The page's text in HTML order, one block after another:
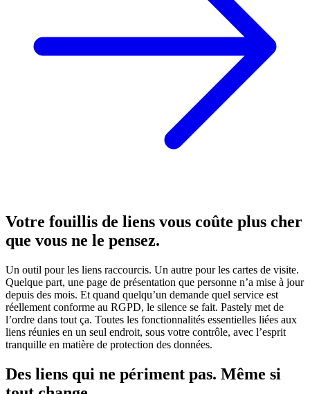
Votre fouillis de liens vous coûte plus cher
que vous ne le pensez.
Un outil pour les liens raccourcis. Un autre pour les cartes de visite.
Quelque part, une page de présentation que personne n’a mise à jour
depuis des mois. Et quand quelqu’un demande quel service est
réellement conforme au RGPD, le silence se fait. Pastely met de
l’ordre dans tout ça. Toutes les fonctionnalités essentielles liées aux
liens réunies en un seul endroit, sous votre contrôle, avec l’esprit
tranquille en matière de protection des données.
Des liens qui ne périment pas. Même si